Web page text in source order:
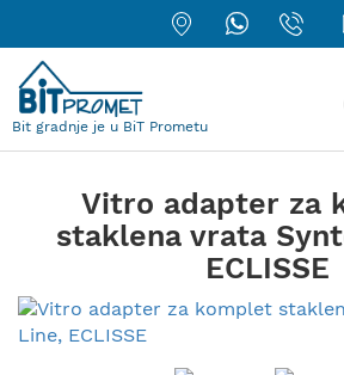
Bit gradnje je u BiT Prometu
Vitro adapter za
staklena vrata
ECLISSE